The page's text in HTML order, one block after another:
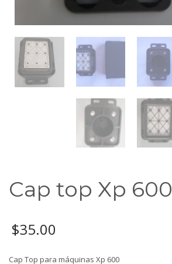
Cap top Xp 600
$35.00
Cap Top para máquinas Xp 600